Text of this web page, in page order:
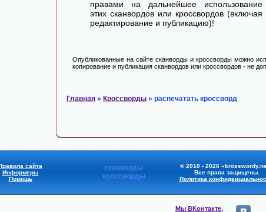
правами на дальнейшее использование
этих сканвордов или кроссвордов (включая
редактирование и публикацию)!
Опубликованные на сайте сканворды и кроссворды можно
копирование и публикация сканвордов или кроссвордов - не
Главная » Кроссворды » распечатать кроссворд
сайта
Информеры
Помощь
сканворды
кроссворды
© 2010 - 2026
Все права защищены.
Политика
Мы ВКонтакте,